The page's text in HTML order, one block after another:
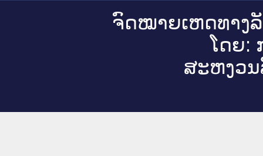
ຈົດ​ໝາຍ​ເຫດ​ທາງ​
ໂດຍ:
ສະ​ຫງວນ​